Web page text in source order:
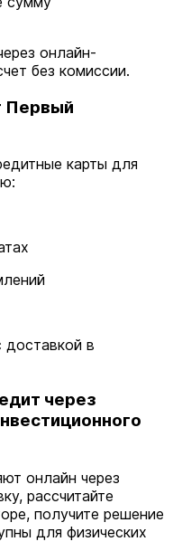
онлайн-
без комиссии.
Первый
карты для
доставкой в
через
онлайн через
рассчитайте
получите решение
для физических